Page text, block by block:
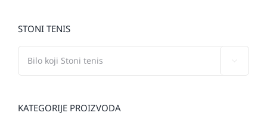
STONI TENIS
KATEGORIJE PROIZVODA